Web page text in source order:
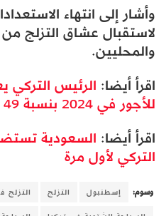
وأشار إلى انتهاء
لاستقبال عشاق التزلج من
والمحليين.
اقرأ أيضا: الرئيس التركي
للأجور في 2024 بنسبة 49 بالمئة
اقرأ أيضا: السعودية
التركي لأول مرة
وسوم: إسطنبول التزلج التزلج